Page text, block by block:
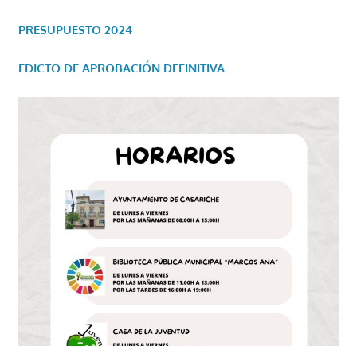
PRESUPUESTO 2024
EDICTO DE APROBACIÓN DEFINITIVA